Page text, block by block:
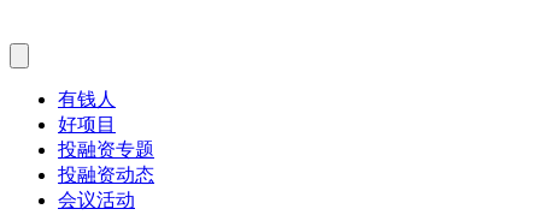
有钱人
好项目
投融资专题
投融资动态
会议活动